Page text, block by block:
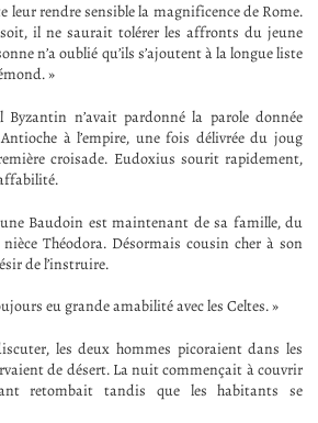
leur rendre sensible la magnificence de Rome.
il ne saurait tolérer les affronts du jeune
n’a oublié qu’ils s’ajoutent à la longue liste
»
Byzantin n’avait pardonné la parole donnée
à l’empire, une fois délivrée du joug
croisade. Eudoxius sourit rapidement,
Baudoin est maintenant de sa famille, du
Théodora. Désormais cousin cher à son
de l’instruire.
eu grande amabilité avec les Celtes. »
les deux hommes picoraient dans les
de désert. La nuit commençait à couvrir
retombait tandis que les habitants se